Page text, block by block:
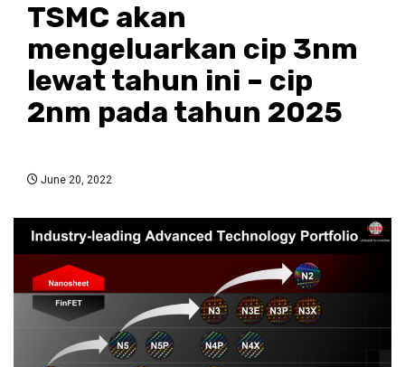
TSMC akan
mengeluarkan cip 3nm
lewat tahun ini – cip
2nm pada tahun 2025
June 20, 2022